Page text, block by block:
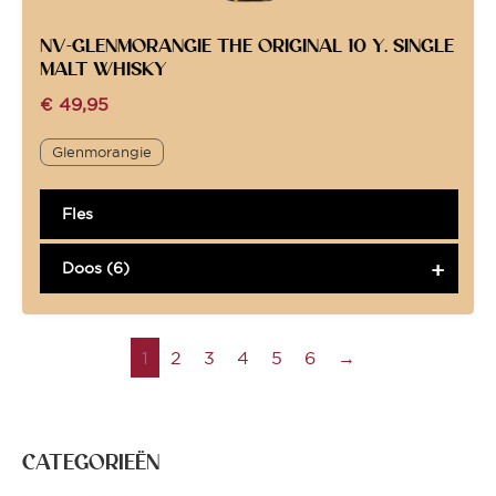
CATEGORIEËN
NV-GLENMORANGIE THE ORIGINAL 10 Y. SINGLE
MALT WHISKY
€ 49,95
Glenmorangie
Fles
Doos (6)
1 2 3 4 5 6 →